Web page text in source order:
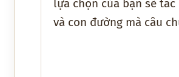
lựa chọn của bạn sẽ
và con đường mà câu